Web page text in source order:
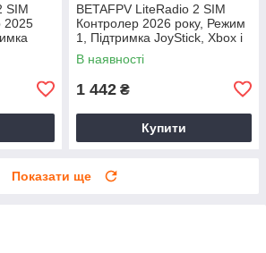
SIM
2025
BETAFPV LiteRadio 2 SIM
Контролер 2026 року, Режим
1, Підтримка JoyStick, Xbox і
сумісний Virtual Flight, Liftoff
В наявності
1 442 ₴
Купити
Показати ще